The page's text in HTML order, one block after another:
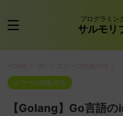
プログラミン
サルモリ
エラーの対処方法
【Golang】Go言語